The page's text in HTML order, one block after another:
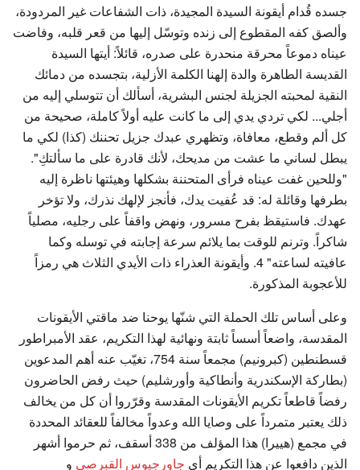
جسده قُدام أيقونة السيدة المجيدة، ذات الشفاعات غير المردودة،
وألصق كفه المقطوع إلى زنده وتوسّل إليها من قعر قلبه، وفاضت
عيناه دموعاً محرقة منحدرة على صدره، قائلاً: أيتها السيدة
القديسة الطاهرة والدة إلهنا الكلمة الأزلية، بتجسده من دمائك
النقية لمحبته الجزيلة لجنس البشرية، أسألك أن تتوسلي إليه من
أجلي... لكي تردي يدي إلى ما كانت عليه أولاً كاملة، صحيحة من
كل ألم وقطع، معافاة، وتظهري عبدك جزيل تحننك (كذا) لكي ما
يبطل لساني ما عشت من مديحك، لأنك قادرة على ما سألتكِ".
"وللحين غفت عيناه فرأى المتحننة بشكلها وهيئتها ناظرة إليه
بطرفها وقائلة له: قد عُفيت يدك، فأنجز لإلهك نذرك، ولا تؤخر
عهدك. فاستيقظ بفرح مسرور، ونهض واقفاً على رجليه، مصلياً
شاكراً. وترنم للوقت بما يلائم سرعة إجابته في توسله وكما
عافيته لساعته" 4. وأيقونة العذراء ذات الأيدي الثلاث هي رمزاً
للأعجوبة المذكورة.
وعلى أساس تلك الحملة التي شنّها يوحنا ضد ماقتي الأيقونات
المقدسة، واضعاً أسساً ثابتة ونهائية لهذا التكريم، عقد الأمبراطور
قسطنطين (كبرونيم) مجمعاً سنة 754، تغيّب عنه أهم المدعوين
(بطاركة الإسكندرية وأنطاكية وأورشليم) حيث رفض الحاضرون
رفضاً قاطعاً تكريم الأيقونات المقدسة وقرّروا أن كل من يخالف
ذلك يعتبر متمرداً على وصايا الله وعدواً مخالفاً للعقائد المحددة
في مجمع (هييرا) هذا المؤلف من 338 أسقف، ثم حرموا أشهر
الذين دافعوا عن هذا التكريم أي جاورجيوس القبرصي و